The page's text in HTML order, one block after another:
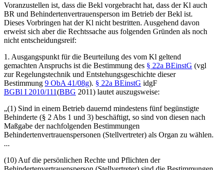
Voranzustellen ist, dass die Bekl vorgebracht hat, dass der Kl auch
BR und Behindertenvertrauensperson im Betrieb der Bekl ist.
Dieses Vorbringen hat der Kl nicht bestritten. Ausgehend davon
erweist sich aber die Rechtssache aus folgenden Gründen als noch
nicht entscheidungsreif:
1. Ausgangspunkt für die Beurteilung des vom Kl geltend
gemachten Anspruchs ist die Bestimmung des § 22a BEinstG (vgl
zur Regelungstechnik und Entstehungsgeschichte dieser
Bestimmung 9 ObA 41/08g). § 22a BEinstG idgF
BGBl I 2010/111(BBG 2011) lautet auszugsweise:
„(1) Sind in einem Betrieb dauernd mindestens fünf begünstigte
Behinderte (§ 2 Abs 1 und 3) beschäftigt, so sind von diesen nach
Maßgabe der nachfolgenden Bestimmungen
Behindertenvertrauenspersonen (Stellvertreter) als Organ zu wählen.
...
(10) Auf die persönlichen Rechte und Pflichten der